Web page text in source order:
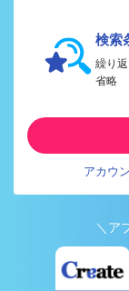
検索
繰り
省略
アカウ
＼ア